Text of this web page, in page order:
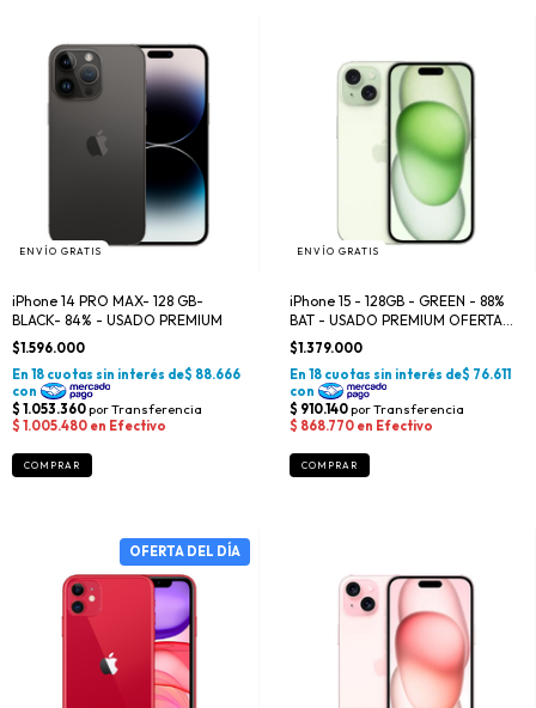
ENVÍO GRATIS
iPhone 14 PRO MAX- 128 GB-
BLACK- 84% - USADO PREMIUM
$1.596.000
ENVÍO GRATIS
iPhone 15 - 128GB - GREEN - 88%
BAT - USADO PREMIUM OFERTA
DEL DÍA
$1.379.000